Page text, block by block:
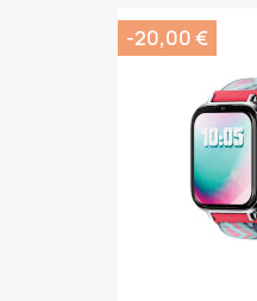
-20,00 €